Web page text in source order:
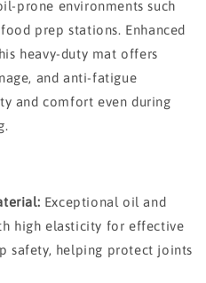
prone environments such
prep stations. Enhanced
heavy-duty mat offers
and anti-fatigue
and comfort even during
Exceptional oil and
high elasticity for effective
safety, helping protect joints